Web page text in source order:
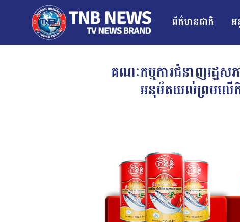
ព័ត៌មានជាតិ អ
គណៈកម្មការជំនាញរដ្ឋស
អនុម័តយល់ព្រមលើកិ